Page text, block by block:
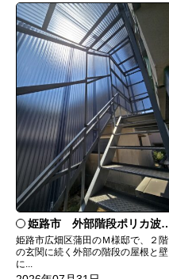
姫路市 外部階段ポリカ波板張替工事
姫路市広畑区蒲田のＭ様邸で、２階
の玄関に続く外部の階段の屋根と壁
に...